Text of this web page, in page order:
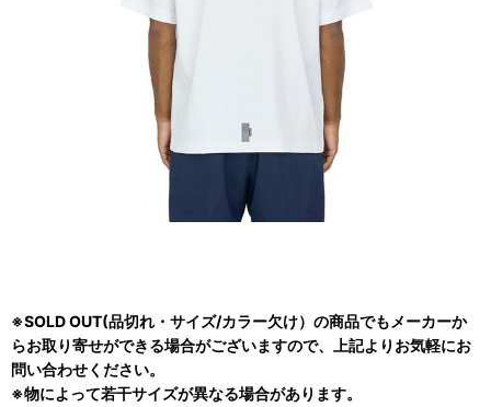
※SOLD OUT(品切れ・サイズ/カラー欠け）の商品でもメーカーか
らお取り寄せができる場合がございますので、上記よりお気軽にお
問い合わせください。
※物によって若干サイズが異なる場合があります。